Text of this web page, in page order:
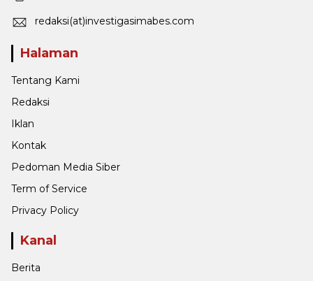
redaksi(at)investigasimabes.com
Halaman
Tentang Kami
Redaksi
Iklan
Kontak
Pedoman Media Siber
Term of Service
Privacy Policy
Kanal
Berita